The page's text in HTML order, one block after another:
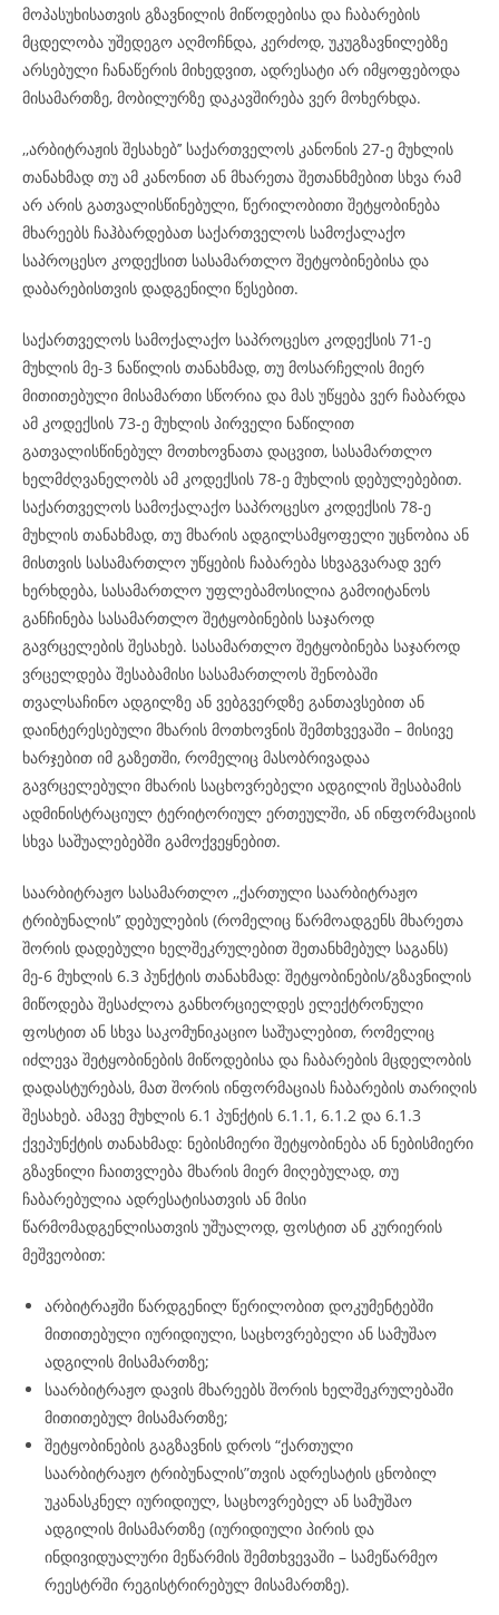
მოპასუხისათვის გზავნილის მიწოდებისა და ჩაბარების
მცდელობა უშედეგო აღმოჩნდა, კერძოდ, უკუგზავნილებზე
არსებული ჩანაწერის მიხედვით, ადრესატი არ იმყოფებოდა
მისამართზე, მობილურზე დაკავშირება ვერ მოხერხდა.
,,არბიტრაჟის შესახებ’’ საქართველოს კანონის 27-ე მუხლის
თანახმად თუ ამ კანონით ან მხარეთა შეთანხმებით სხვა რამ
არ არის გათვალისწინებული, წერილობითი შეტყობინება
მხარეებს ჩაჰბარდებათ საქართველოს სამოქალაქო
საპროცესო კოდექსით სასამართლო შეტყობინებისა და
დაბარებისთვის დადგენილი წესებით.
საქართველოს სამოქალაქო საპროცესო კოდექსის 71-ე
მუხლის მე-3 ნაწილის თანახმად, თუ მოსარჩელის მიერ
მითითებული მისამართი სწორია და მას უწყება ვერ ჩაბარდა
ამ კოდექსის 73-ე მუხლის პირველი ნაწილით
გათვალისწინებულ მოთხოვნათა დაცვით, სასამართლო
ხელმძღვანელობს ამ კოდექსის 78-ე მუხლის დებულებებით.
საქართველოს სამოქალაქო საპროცესო კოდექსის 78-ე
მუხლის თანახმად, თუ მხარის ადგილსამყოფელი უცნობია ან
მისთვის სასამართლო უწყების ჩაბარება სხვაგვარად ვერ
ხერხდება, სასამართლო უფლებამოსილია გამოიტანოს
განჩინება სასამართლო შეტყობინების საჯაროდ
გავრცელების შესახებ. სასამართლო შეტყობინება საჯაროდ
ვრცელდება შესაბამისი სასამართლოს შენობაში
თვალსაჩინო ადგილზე ან ვებგვერდზე განთავსებით ან
დაინტერესებული მხარის მოთხოვნის შემთხვევაში – მისივე
ხარჯებით იმ გაზეთში, რომელიც მასობრივადაა
გავრცელებული მხარის საცხოვრებელი ადგილის შესაბამის
ადმინისტრაციულ ტერიტორიულ ერთეულში, ან ინფორმაციის
სხვა საშუალებებში გამოქვეყნებით.
საარბიტრაჟო სასამართლო ,,ქართული საარბიტრაჟო
ტრიბუნალის’’ დებულების (რომელიც წარმოადგენს მხარეთა
შორის დადებული ხელშეკრულებით შეთანხმებულ საგანს)
მე-6 მუხლის 6.3 პუნქტის თანახმად: შეტყობინების/გზავნილის
მიწოდება შესაძლოა განხორციელდეს ელექტრონული
ფოსტით ან სხვა საკომუნიკაციო საშუალებით, რომელიც
იძლევა შეტყობინების მიწოდებისა და ჩაბარების მცდელობის
დადასტურებას, მათ შორის ინფორმაციას ჩაბარების თარიღის
შესახებ. ამავე მუხლის 6.1 პუნქტის 6.1.1, 6.1.2 და 6.1.3
ქვეპუნქტის თანახმად: ნებისმიერი შეტყობინება ან ნებისმიერი
გზავნილი ჩაითვლება მხარის მიერ მიღებულად, თუ
ჩაბარებულია ადრესატისათვის ან მისი
წარმომადგენლისათვის უშუალოდ, ფოსტით ან კურიერის
მეშვეობით:
არბიტრაჟში წარდგენილ წერილობით დოკუმენტებში
მითითებული იურიდიული, საცხოვრებელი ან სამუშაო
ადგილის მისამართზე;
საარბიტრაჟო დავის მხარეებს შორის ხელშეკრულებაში
მითითებულ მისამართზე;
შეტყობინების გაგზავნის დროს “ქართული
საარბიტრაჟო ტრიბუნალის”თვის ადრესატის ცნობილ
უკანასკნელ იურიდიულ, საცხოვრებელ ან სამუშაო
ადგილის მისამართზე (იურიდიული პირის და
ინდივიდუალური მეწარმის შემთხვევაში – სამეწარმეო
რეესტრში რეგისტრირებულ მისამართზე).